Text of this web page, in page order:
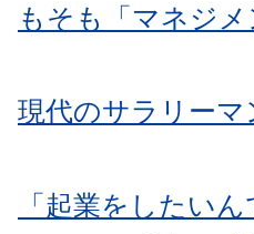
もそも「マネジ
現代のサラリー
「起業をしたい